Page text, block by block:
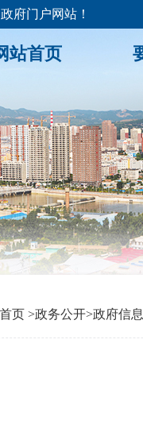
府门户网站！
站首页
首页 >政务公开>政府信